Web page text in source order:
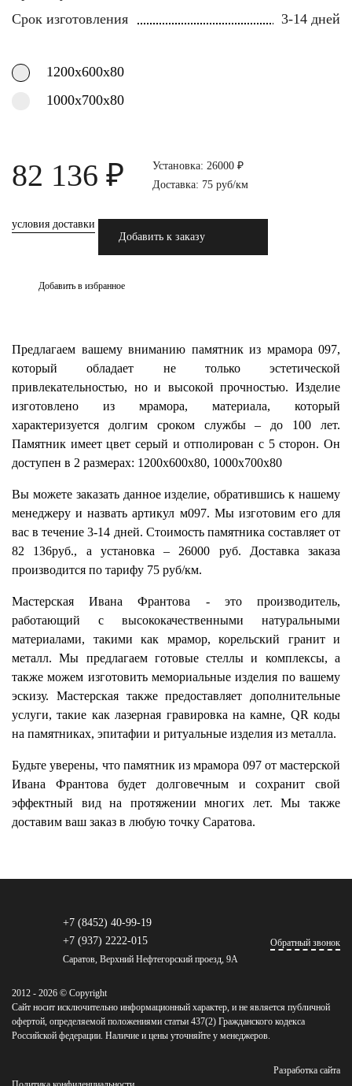
Срок изготовления
3-14 дней
1200х600х80
1000х700х80
82 136 ₽
Установка: 26000 ₽
Доставка: 75 руб/км
условия доставки
Добавить к заказу
Добавить в избранное
Предлагаем вашему вниманию памятник из мрамора 097,
который обладает не только эстетической
привлекательностью, но и высокой прочностью. Изделие
изготовлено из мрамора, материала, который
характеризуется долгим сроком службы – до 100 лет.
Памятник имеет цвет серый и отполирован с 5 сторон. Он
доступен в 2 размерах: 1200х600х80, 1000х700х80
Вы можете заказать данное изделие, обратившись к нашему
менеджеру и назвать артикул м097. Мы изготовим его для
вас в течение 3-14 дней. Стоимость памятника составляет от
82 136руб., а установка – 26000 руб. Доставка заказа
производится по тарифу 75 руб/км.
Мастерская Ивана Франтова - это производитель,
работающий с высококачественными натуральными
материалами, такими как мрамор, корельский гранит и
металл. Мы предлагаем готовые стеллы и комплексы, а
также можем изготовить мемориальные изделия по вашему
эскизу. Мастерская также предоставляет дополнительные
услуги, такие как лазерная гравировка на камне, QR коды
на памятниках, эпитафии и ритуальные изделия из металла.
Будьте уверены, что памятник из мрамора 097 от мастерской
Ивана Франтова будет долговечным и сохранит свой
эффектный вид на протяжении многих лет. Мы также
доставим ваш заказ в любую точку Саратова.
+7 (8452) 40-99-19
+7 (937) 2222-015
Саратов, Верхний Нефтегорский проезд, 9А
Обратный звонок
2012 - 2026 © Copyright
Сайт носит исключительно информационный характер, и не является публичной
офертой, определяемой положениями статьи 437(2) Гражданского кодекса
Российской федерации. Наличие и цены уточняйте у менеджеров.
Разработка сайта